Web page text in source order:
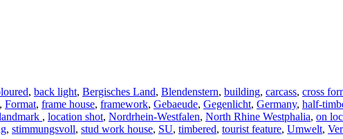
, back light, Bergisches Land, Blendenstern, building, carcass, cross
, Format, frame house, framework, Gebaeude, Gegenlicht, Germany, half-
, location shot, Nordrhein-Westfalen, North Rhine Westphalia, on
, stimmungsvoll, stud work house, SU, timbered, tourist feature, Umwelt,